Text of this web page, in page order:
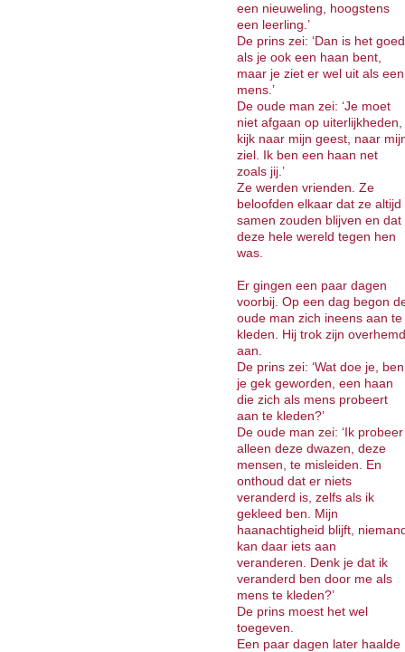
een nieuweling, hoogstens
een leerling.’
De prins zei: ‘Dan is het goed
als je ook een haan bent,
maar je ziet er wel uit als een
mens.’
De oude man zei: ‘Je moet
niet afgaan op uiterlijkheden,
kijk naar mijn geest, naar
ziel. Ik ben een haan net
zoals jij.’
Ze werden vrienden. Ze
beloofden elkaar dat ze altijd
samen zouden blijven en dat
deze hele wereld tegen hen
was.
Er gingen een paar dagen
voorbij. Op een dag begon
oude man zich ineens aan te
kleden. Hij trok zijn overhemd
aan.
De prins zei: ‘Wat doe je, ben
je gek geworden, een haan
die zich als mens probeert
aan te kleden?’
De oude man zei: ‘Ik probeer
alleen deze dwazen, deze
mensen, te misleiden. En
onthoud dat er niets
veranderd is, zelfs als ik
gekleed ben. Mijn
haanachtigheid blijft,
kan daar iets aan
veranderen. Denk je dat ik
veranderd ben door me als
mens te kleden?’
De prins moest het wel
toegeven.
Een paar dagen later haalde